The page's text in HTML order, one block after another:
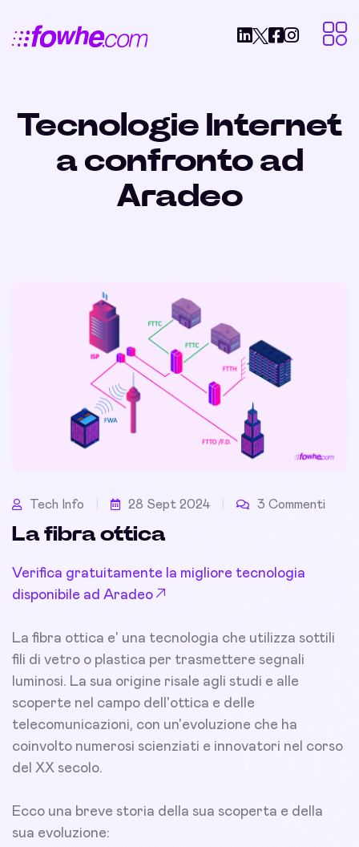
Tecnologie Internet
a confronto ad
Aradeo
Tech Info 28 Sept 2024 3 Commenti
La fibra ottica
Verifica gratuitamente la migliore tecnologia
disponibile ad Aradeo
La fibra ottica e' una tecnologia che utilizza sottili
fili di vetro o plastica per trasmettere segnali
luminosi. La sua origine risale agli studi e alle
scoperte nel campo dell'ottica e delle
telecomunicazioni, con un'evoluzione che ha
coinvolto numerosi scienziati e innovatori nel corso
del XX secolo.
Ecco una breve storia della sua scoperta e della
sua evoluzione: